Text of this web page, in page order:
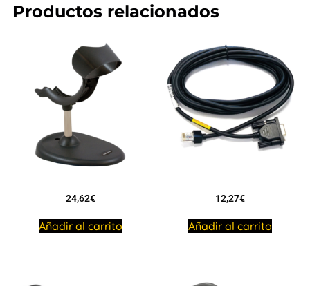
Productos relacionados
24,62€
Añadir al carrito
12,27€
Añadir al carrito